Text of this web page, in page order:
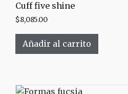
Cuff five shine
$8,085.00
Añadir al carrito